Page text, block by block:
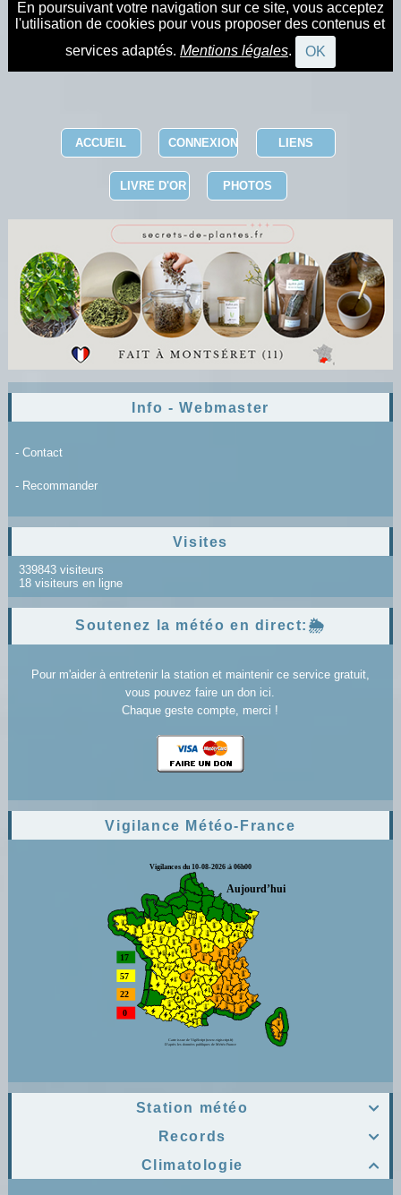
En poursuivant votre navigation sur ce site, vous acceptez
l'utilisation de cookies pour vous proposer des contenus et
services adaptés. Mentions légales. OK
ACCUEIL CONNEXION LIENS
LIVRE D'OR PHOTOS
Info - Webmaster
- Contact
- Recommander
Visites
339843 visiteurs
18 visiteurs en ligne
Soutenez la météo en direct:🌦️
Pour m'aider à entretenir la station et maintenir ce service gratuit,
vous pouvez faire un don ici.
Chaque geste compte, merci !
Vigilance Météo-France

Station météo

Records

Climatologie